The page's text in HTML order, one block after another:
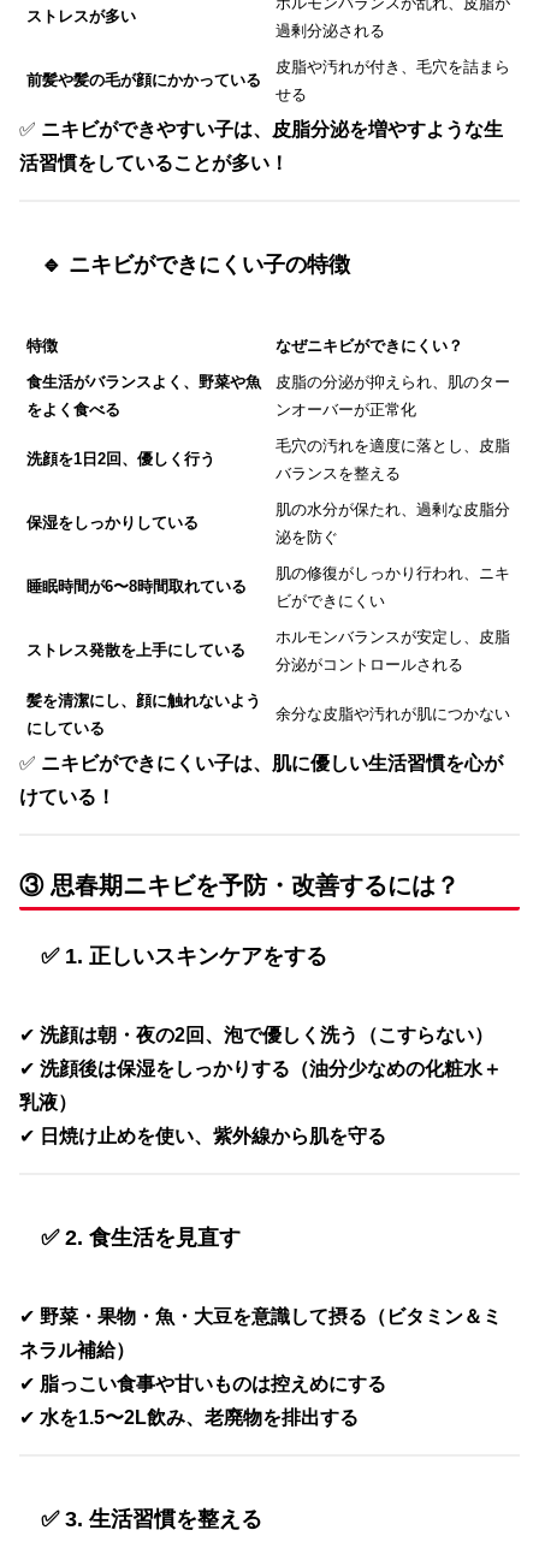
ストレスが多い
過剰分泌される
前髪や髪の毛が顔にかかっている
皮脂や汚れが付き、毛穴を詰まら
せる
✅ ニキビができやすい子は、皮脂分泌を増やすような生
活習慣をしていることが多い！
🔹 ニキビができにくい子の特徴
特徴
なぜニキビができにくい？
食生活がバランスよく、野菜や魚
をよく食べる
皮脂の分泌が抑えられ、肌のター
ンオーバーが正常化
洗顔を1日2回、優しく行う
毛穴の汚れを適度に落とし、皮脂
バランスを整える
保湿をしっかりしている
肌の水分が保たれ、過剰な皮脂分
泌を防ぐ
睡眠時間が6〜8時間取れている
肌の修復がしっかり行われ、ニキ
ビができにくい
ストレス発散を上手にしている
ホルモンバランスが安定し、皮脂
分泌がコントロールされる
髪を清潔にし、顔に触れないよう
にしている
余分な皮脂や汚れが肌につかない
✅ ニキビができにくい子は、肌に優しい生活習慣を心が
けている！
③ 思春期ニキビを予防・改善するには？
✅ 1. 正しいスキンケアをする
✔ 洗顔は朝・夜の2回、泡で優しく洗う（こすらない）
✔ 洗顔後は保湿をしっかりする（油分少なめの化粧水＋
乳液）
✔ 日焼け止めを使い、紫外線から肌を守る
✅ 2. 食生活を見直す
✔ 野菜・果物・魚・大豆を意識して摂る（ビタミン＆ミ
ネラル補給）
✔ 脂っこい食事や甘いものは控えめにする
✔ 水を1.5〜2L飲み、老廃物を排出する
✅ 3. 生活習慣を整える